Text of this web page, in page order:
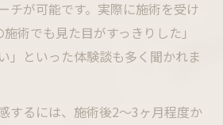
分痩せに向いている根拠とは
部位ごとの効果の違いを考察
く選ばれる人気の部位トップ
都度払い利用者の口コミ傾向
チが可能です。実際に施術を受け
術でも見た目がすっきりした」
」といった体験談も多く聞かれま
するには、施術後2〜3ヶ月程度か